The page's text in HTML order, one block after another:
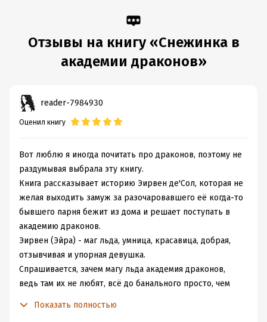
Отзывы на книгу «Снежинка в
академии драконов»
reader-7984930
Оценил книгу
Вот люблю я иногда почитать про драконов, поэтому не
раздумывая выбрала эту книгу.
Книга рассказывает историю Эирвен де'Сол, которая не
желая выходить замуж за разочаровавшего её когда-то
бывшего парня бежит из дома и решает поступать в
академию драконов.
Эирвен (Эйра) - маг льда, умница, красавица, добрая,
отзывчивая и упорная девушка.
Спрашивается, зачем магу льда академия драконов,
ведь там их не любят, всё до банального просто, чем
Показать полностью